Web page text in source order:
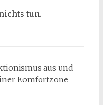
tun.
aus und
Komfortzone